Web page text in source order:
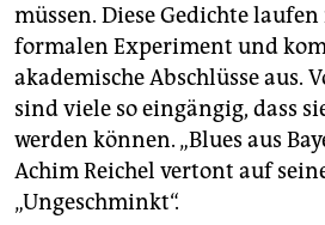
müssen. Diese Gedichte
formalen Experiment und
akademische Abschlüsse aus.
sind viele so eingängig, dass
werden können. „Blues aus
Achim Reichel vertont auf
„Ungeschminkt“.